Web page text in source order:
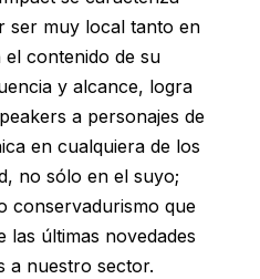
ser muy local tanto en
contenido de su
y alcance, logra
a personajes de
en cualquiera de los
no sólo en el suyo;
conservadurismo que
últimas novedades
a nuestro sector.